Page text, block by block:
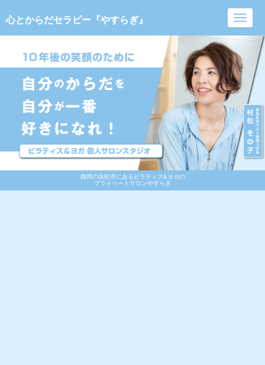
静岡の浜松市にあるピラティス&ヨガの
プライベートサロンやすらぎ
心とからだセラピー『やすらぎ』